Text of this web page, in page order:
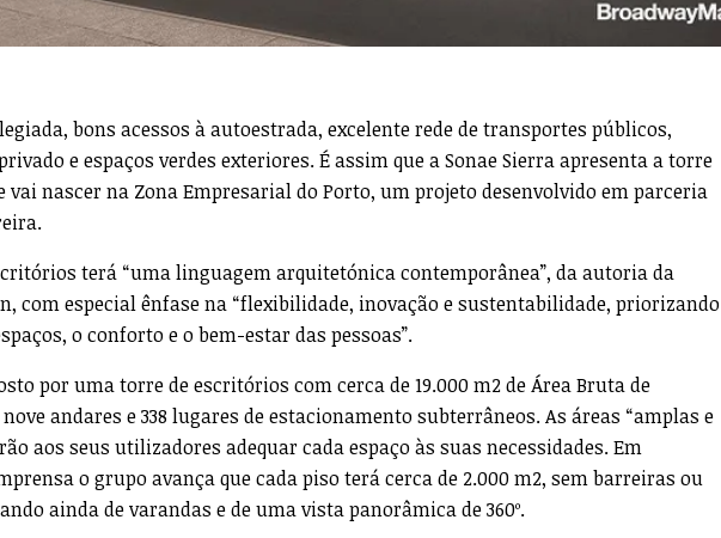
bons acessos à autoestrada, excelente rede de transportes públicos,
e espaços verdes exteriores. É assim que a Sonae Sierra apresenta a torre
vai nascer na Zona Empresarial do Porto, um projeto desenvolvido em parceria
terá “uma linguagem arquitetónica contemporânea”, da autoria da
com especial ênfase na “flexibilidade, inovação e sustentabilidade, priorizando
o conforto e o bem-estar das pessoas”.
por uma torre de escritórios com cerca de 19.000 m2 de Área Bruta de
andares e 338 lugares de estacionamento subterrâneos. As áreas “amplas e
aos seus utilizadores adequar cada espaço às suas necessidades. Em
o grupo avança que cada piso terá cerca de 2.000 m2, sem barreiras ou
ainda de varandas e de uma vista panorâmica de 360º.